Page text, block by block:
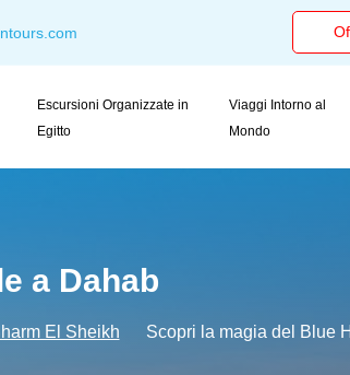
Escursioni Organizzate in
Egitto
Viaggi Intorno al
Mondo
a Dahab
El Sheikh Scopri la magia del Blue